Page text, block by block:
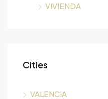
VIVIENDA
Cities
VALENCIA